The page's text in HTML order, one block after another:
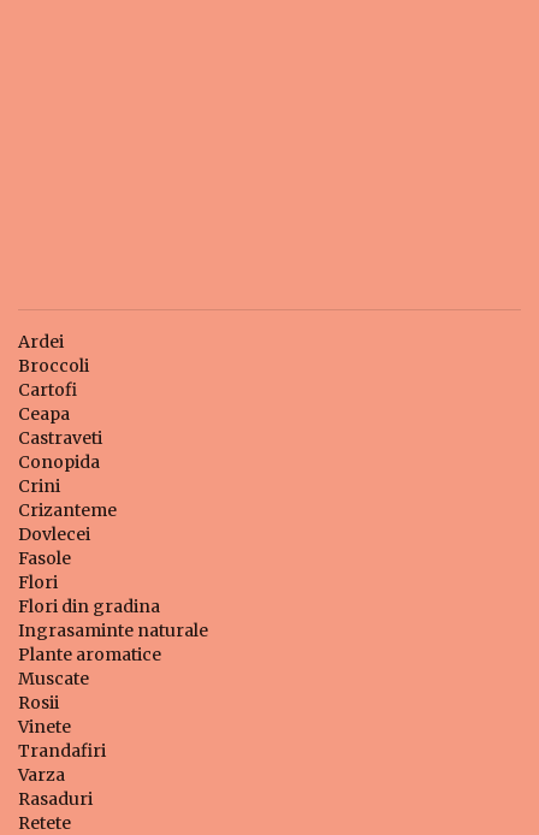
Ardei
Broccoli
Cartofi
Ceapa
Castraveti
Conopida
Crini
Crizanteme
Dovlecei
Fasole
Flori
Flori din gradina
Ingrasaminte naturale
Plante aromatice
Muscate
Rosii
Vinete
Trandafiri
Varza
Rasaduri
Retete